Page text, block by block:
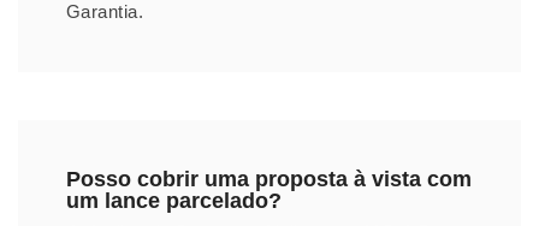
Garantia.
Posso cobrir uma proposta à vista com
um lance parcelado?